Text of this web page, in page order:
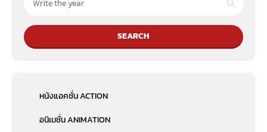
SEARCH
หนังแอคชั่น ACTION
อนิเมชั่น ANIMATION